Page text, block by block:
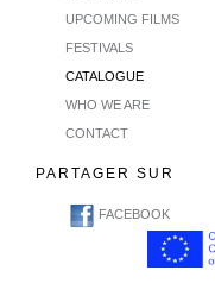
UPCOMING FILMS
FESTIVALS
CATALOGUE
WHO WE ARE
CONTACT
PARTAGER SUR
FACEBOOK